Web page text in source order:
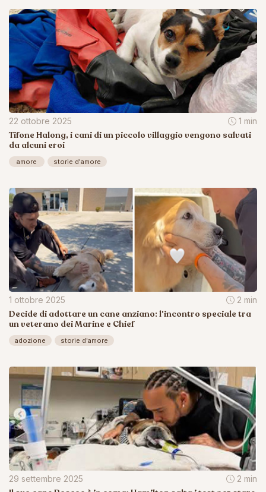
22 ottobre 2025 1 min
Tifone Halong, i cani di un piccolo villaggio vengono salvati
da alcuni eroi
amore storie d'amore
1 ottobre 2025 2 min
Decide di adottare un cane anziano: l'incontro speciale tra
un veterano dei Marine e Chief
adozione storie d'amore
29 settembre 2025 2 min